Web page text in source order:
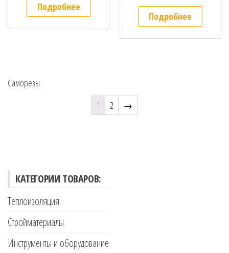
Подробнее
Подробнее
Саморезы
1
2 →
КАТЕГОРИИ ТОВАРОВ:
Теплоизоляция
Стройматериалы
Инструменты и оборудование